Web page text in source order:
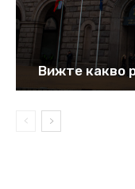
Вижте какво